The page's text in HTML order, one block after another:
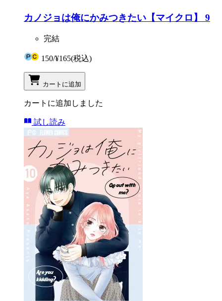
カノジョは俺にかみつきたい【マイクロ】 9
完結
150/¥165(税込)
カートに追加
カートに追加しました
試し読み